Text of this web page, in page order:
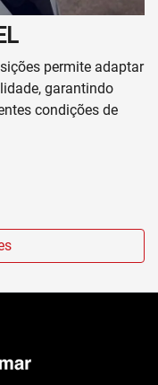
permite adaptar
garantindo
condições de